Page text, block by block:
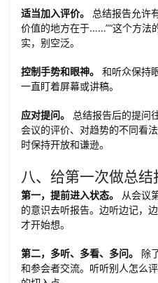
适当加入评价。
总结报告允许
价值的地方在于……”“这个方法
实，别空泛。
控制手势和眼神。
和听众保持
一直盯着屏幕或讲稿。
应对提问。
总结报告后的提问
会议的评价、对趋势的不同看
时保持开放和谦逊。
八、给第一次做总
第一，提前进入状态。
从会议
的意识去听报告。边听边记，
才开始想。
第二，多听、多看、多问。
除
和参会者交流。听听别人怎么